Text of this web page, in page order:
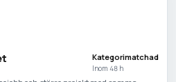
Kategorimatchad
Inom 48 h